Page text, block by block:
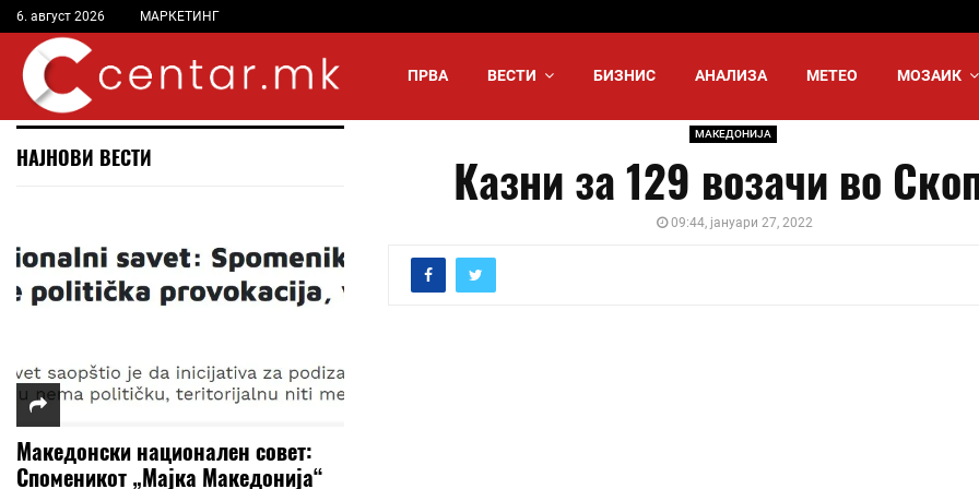
6. август 2026 МАРКЕТИНГ
ПРВА ВЕСТИ БИЗНИС АНАЛИЗА МЕТЕО МОЗАИК
МАКЕДОНИЈА
Казни за 129 возачи во
09:44, јануари 27, 2022
НАЈНОВИ ВЕСТИ
Македонски национален совет:
Споменикот „Мајка Македонија“